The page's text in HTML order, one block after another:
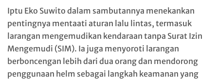
Iptu Eko Suwito dalam sambutannya menekankan
pentingnya mentaati aturan lalu lintas, termasuk
larangan mengemudikan kendaraan tanpa Surat Izin
Mengemudi (SIM). Ia juga menyoroti larangan
berboncengan lebih dari dua orang dan mendorong
penggunaan helm sebagai langkah keamanan yang